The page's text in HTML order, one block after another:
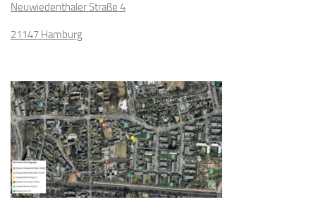
Neuwiedenthaler Straße 4
21147 Hamburg